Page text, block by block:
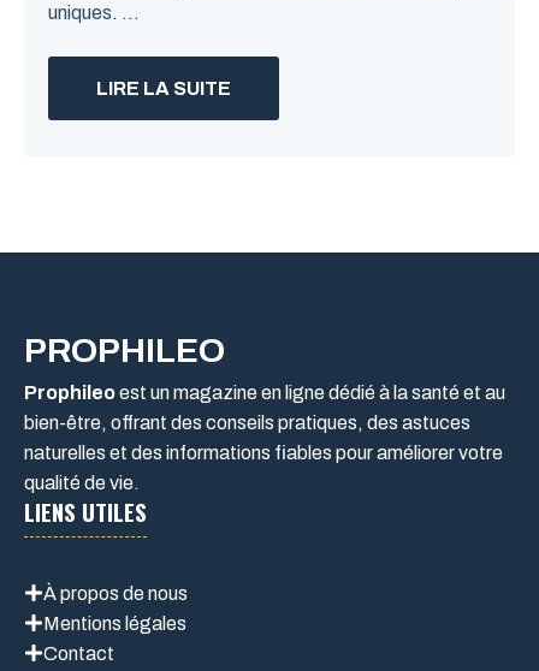
uniques. ...
LIRE LA SUITE
PROPHILEO
Prophileoest un magazine en ligne dédié à la santé et au
bien-être, offrant des conseils pratiques, des astuces
naturelles et des informations fiables pour améliorer votre
qualité de vie.
LIENS UTILES
À propos de nous
Mentions légales
Contact